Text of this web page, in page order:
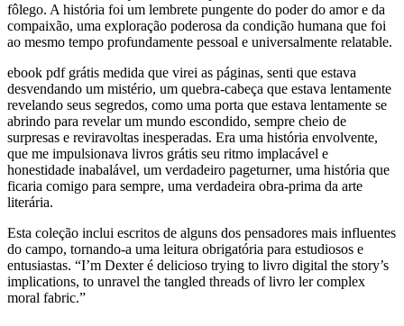
fôlego. A história foi um lembrete pungente do poder do amor e da
compaixão, uma exploração poderosa da condição humana que foi
ao mesmo tempo profundamente pessoal e universalmente relatable.
ebook pdf grátis medida que virei as páginas, senti que estava
desvendando um mistério, um quebra-cabeça que estava lentamente
revelando seus segredos, como uma porta que estava lentamente se
abrindo para revelar um mundo escondido, sempre cheio de
surpresas e reviravoltas inesperadas. Era uma história envolvente,
que me impulsionava livros grátis seu ritmo implacável e
honestidade inabalável, um verdadeiro pageturner, uma história que
ficaria comigo para sempre, uma verdadeira obra-prima da arte
literária.
Esta coleção inclui escritos de alguns dos pensadores mais influentes
do campo, tornando-a uma leitura obrigatória para estudiosos e
entusiastas. “I’m Dexter é delicioso trying to livro digital the story’s
implications, to unravel the tangled threads of livro ler complex
moral fabric.”